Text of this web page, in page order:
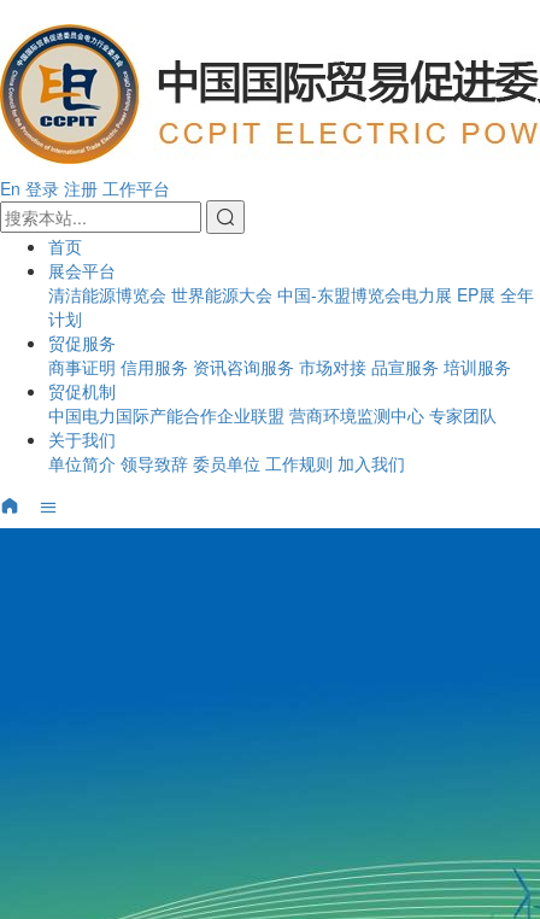
En 登录 注册 工作平台
首页
展会平台
清洁能源博览会 世界能源大会 中国-东盟博览会电力展 EP展 全年
计划
贸促服务
商事证明 信用服务 资讯咨询服务 市场对接 品宣服务 培训服务
贸促机制
中国电力国际产能合作企业联盟 营商环境监测中心 专家团队
关于我们
单位简介 领导致辞 委员单位 工作规则 加入我们